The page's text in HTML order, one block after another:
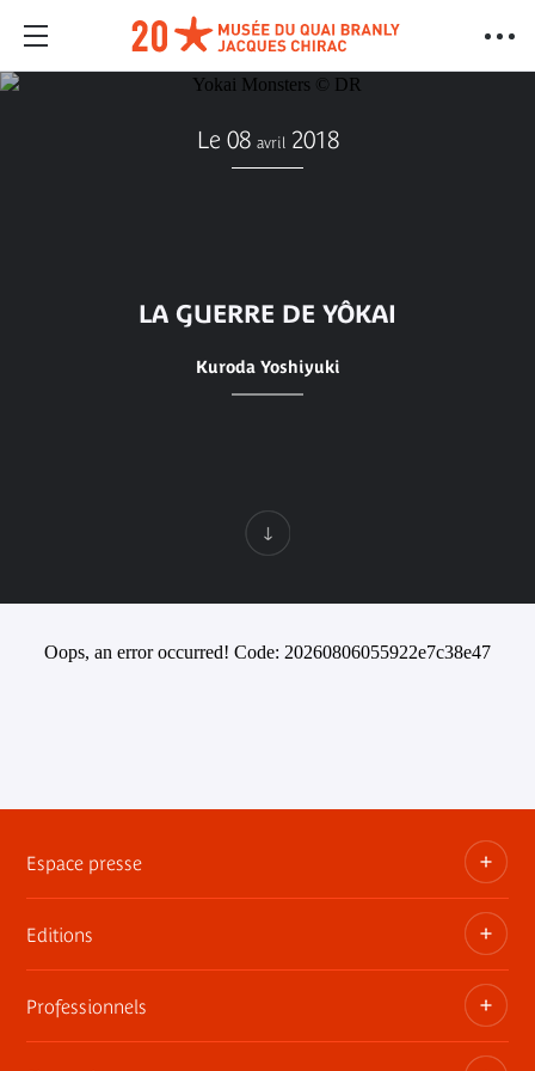
Le 08 avril 2018
LA GUERRE DE YÔKAI
Kuroda Yoshiyuki
Oops, an error occurred! Code: 20260806055922e7c38e47
Espace presse
Dossiers, communiqués, bandes annonces
Contact presse
Editions
Les publications du musée
Professionnels